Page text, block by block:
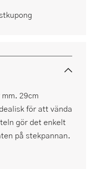
29cm
för att vända
gör det enkelt
på stekpannan.